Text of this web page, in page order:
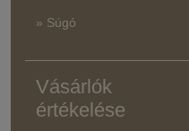
» Súgó
Vásárlók
értékelése